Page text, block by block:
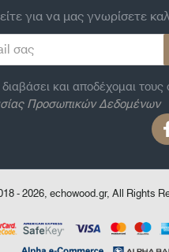
για να μας γνωρίσετε
και αποδέχομαι τους
Προσωπικών Δεδομένων
- 2026, echowood.gr, All Rights